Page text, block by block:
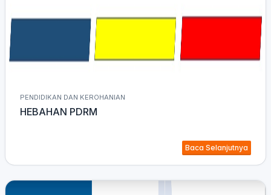
PENDIDIKAN DAN KEROHANIAN
HEBAHAN PDRM
Baca Selanjutnya